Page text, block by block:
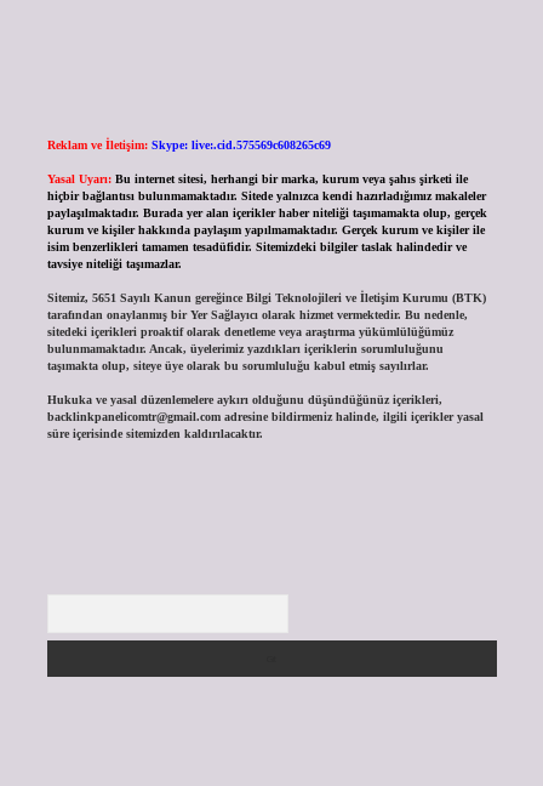
Reklam ve İletişim: Skype: live:.cid.575569c608265c69
Yasal Uyarı: Bu internet sitesi, herhangi bir marka, kurum veya şahıs şirketi ile
hiçbir bağlantısı bulunmamaktadır. Sitede yalnızca kendi hazırladığımız makaleler
paylaşılmaktadır. Burada yer alan içerikler haber niteliği taşımamakta olup, gerçek
kurum ve kişiler hakkında paylaşım yapılmamaktadır. Gerçek kurum ve kişiler ile
isim benzerlikleri tamamen tesadüfidir. Sitemizdeki bilgiler taslak halindedir ve
tavsiye niteliği taşımazlar.
Sitemiz, 5651 Sayılı Kanun gereğince Bilgi Teknolojileri ve İletişim Kurumu (BTK)
tarafından onaylanmış bir Yer Sağlayıcı olarak hizmet vermektedir. Bu nedenle,
sitedeki içerikleri proaktif olarak denetleme veya araştırma yükümlülüğümüz
bulunmamaktadır. Ancak, üyelerimiz yazdıkları içeriklerin sorumluluğunu
taşımakta olup, siteye üye olarak bu sorumluluğu kabul etmiş sayılırlar.
Hukuka ve yasal düzenlemelere aykırı olduğunu düşündüğünüz içerikleri,
backlinkpanelicomtr@gmail.comadresine bildirmeniz halinde, ilgili içerikler yasal
süre içerisinde sitemizden kaldırılacaktır.